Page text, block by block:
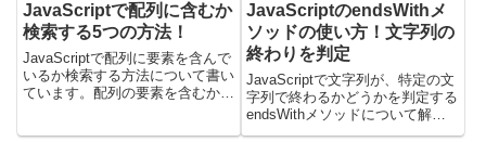
JavaScriptで配列に含むか
検索する5つの方法！
JavaScriptで配列に要素を含んで
いるか検索する方法について書い
ています。配列の要素を含むか確
JavaScriptのendsWithメ
ソッドの使い方！文字列の
終わりを判定
JavaScriptで文字列が、特定の文
字列で終わるかどうかを判定する
endsWithメソッドについて解説
します。endsWithメソッドを使